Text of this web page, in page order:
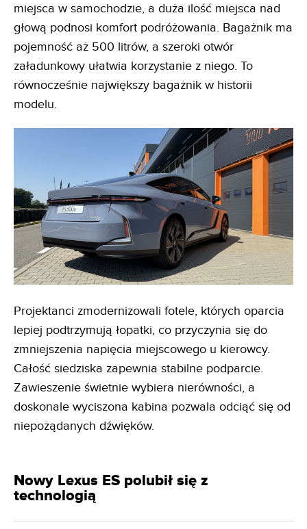
miejsca w samochodzie, a duża ilość miejsca nad
głową podnosi komfort podróżowania. Bagażnik ma
pojemność aż 500 litrów, a szeroki otwór
załadunkowy ułatwia korzystanie z niego. To
równocześnie największy bagażnik w historii
modelu.
Projektanci zmodernizowali fotele, których oparcia
lepiej podtrzymują łopatki, co przyczynia się do
zmniejszenia napięcia miejscowego u kierowcy.
Całość siedziska zapewnia stabilne podparcie.
Zawieszenie świetnie wybiera nierówności, a
doskonale wyciszona kabina pozwala odciąć się od
niepożądanych dźwięków.
Nowy Lexus ES polubił się z
technologią